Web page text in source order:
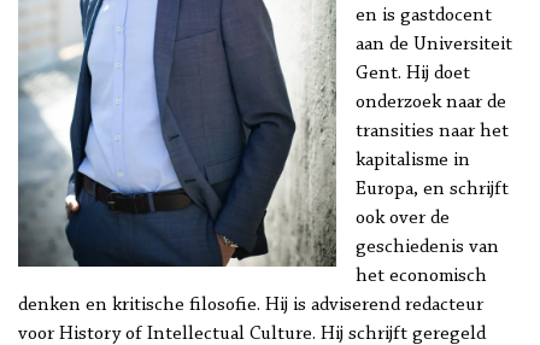
en is gastdocent
aan de Universiteit
Gent. Hij doet
onderzoek naar de
transities naar het
kapitalisme in
Europa, en schrijft
ook over de
geschiedenis van
het economisch
denken en kritische filosofie. Hij is adviserend redacteur
voor History of Intellectual Culture. Hij schrijft geregeld